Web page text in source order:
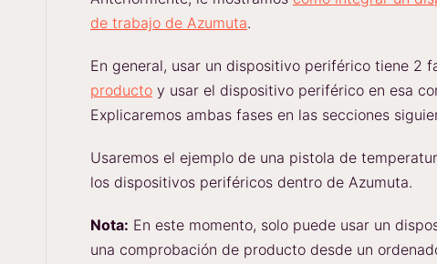
de trabajo de Azumuta.
En general, usar un dispositivo periférico tiene 2
producto y usar el dispositivo periférico en esa
Explicaremos ambas fases en las secciones
Usaremos el ejemplo de una pistola de
los dispositivos periféricos dentro de Azumuta.
Nota: En este momento, solo puede usar un
una comprobación de producto desde un